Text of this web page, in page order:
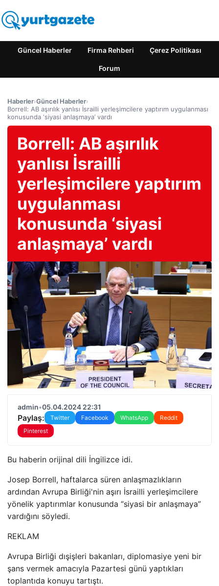
Güncel Haberler Firma Rehberi Çerez Politikası
Forum
Haberler›Güncel Haberler›
Borrell: AB aşırılık yanlısı İsrailli yerleşimcilere yaptırım uygulanması
konusunda ‘siyasi anlaşmaya’ vardı
Borrell: AB aşırılık
yanlısı İsrailli
yerleşimcilere yaptırım
uygulanması
konusunda ‘siyasi
anlaşmaya’ vardı
admin•05.04.2024 22:31
Paylaş: Twitter Facebook WhatsApp
Reddit
Pinterest
Bu haberin orijinal dili İngilizce idi.
Josep Borrell, haftalarca süren anlaşmazlıkların
ardından Avrupa Birliği'nin aşırı İsrailli yerleşimcilere
yönelik yaptırımlar konusunda “siyasi bir anlaşmaya”
vardığını söyledi.
REKLAM
Avrupa Birliği dışişleri bakanları, diplomasiye yeni bir
şans vermek amacıyla Pazartesi günü yaptıkları
toplantıda konuyu tartıştı.